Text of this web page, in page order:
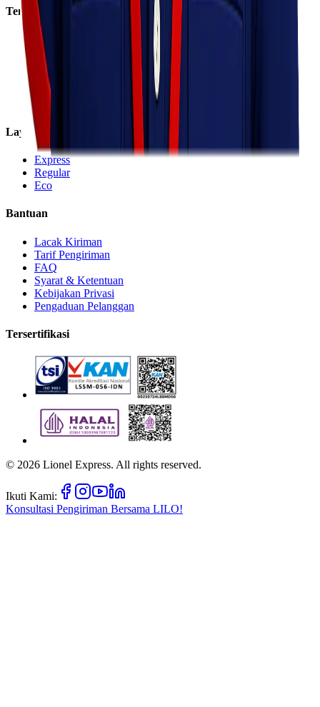
Tentang Kami
Tentang Kami
Visi & Misi
Sosial Perusahaan
Karir
Cabang
Informasi
Layanan
Express
Regular
Eco
Bantuan
Lacak Kiriman
Tarif Pengiriman
FAQ
Syarat & Ketentuan
Kebijakan Privasi
Pengaduan Pelanggan
Tersertifikasi
© 2026 Lionel Express. All rights reserved.
Ikuti Kami:
Konsultasi Pengiriman Bersama LILO!